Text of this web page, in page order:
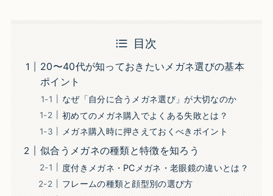
目次
20〜40代が知っておきたいメガネ選びの基本
ポイント
なぜ「自分に合うメガネ選び」が大切なのか
初めてのメガネ購入でよくある失敗とは？
メガネ購入時に押さえておくべきポイント
似合うメガネの種類と特徴を知ろう
度付きメガネ・PCメガネ・老眼鏡の違いとは？
フレームの種類と顔型別の選び方